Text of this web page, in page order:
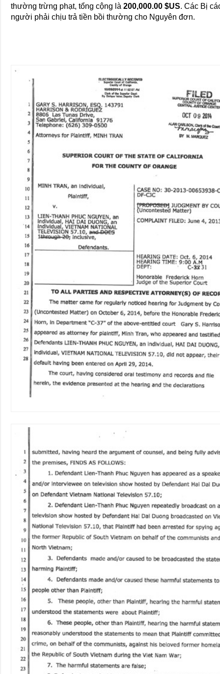
thường trừng phạt, tổng cộng là200,000.00 $US. Các Bị
người phải chịu trả tiền bồi thường cho Nguyên đơn.